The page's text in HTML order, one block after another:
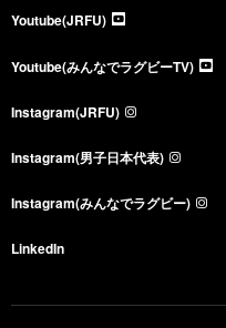
Youtube(JRFU)
Youtube(みんなでラグビーTV)
Instagram(JRFU)
Instagram(男子日本代表)
Instagram(みんなでラグビー)
LinkedIn